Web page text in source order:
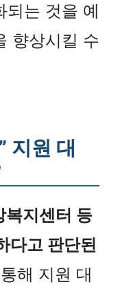
되는 것을 예
향상시킬 수
지원 대
복지센터 등
다고 판단된
해 지원 대